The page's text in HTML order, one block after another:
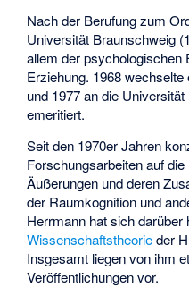
Nach der Berufung zum
Universität Braunschweig
allem der psychologischen
Erziehung. 1968
und 1977 an die
emeritiert.
Seit den 1970er Jahren
Forschungsarbeiten auf
Äußerungen und deren
der Raumkognition und
Herrmann hat sich
Wissenschaftstheorieder
Insgesamt liegen von ihm
Veröffentlichungen vor.